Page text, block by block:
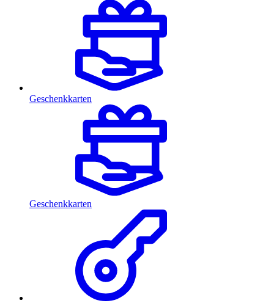
Geschenkkarten
Geschenkkarten